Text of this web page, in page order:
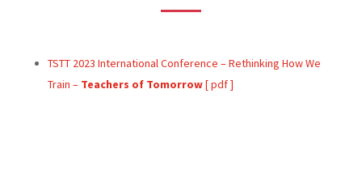
TSTT 2023 International Conference – Rethinking How We
Train – Teachers of Tomorrow[ pdf ]